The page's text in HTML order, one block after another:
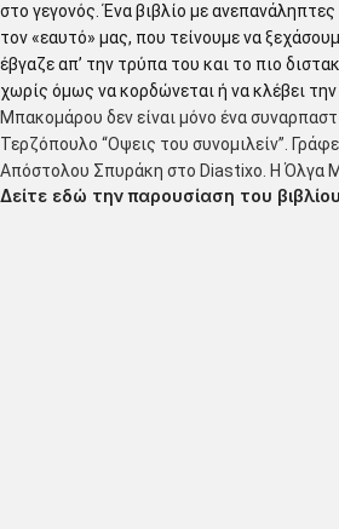
στο γεγονός. Ένα βιβλίο με
τον «εαυτό» μας, που τείνουμε να
έβγαζε απ’ την τρύπα του και το πιο
χωρίς όμως να κορδώνεται ή να κλέβει
Μπακομάρου δεν είναι μόνο ένα
Τερζόπουλο “Οψεις του συνομιλείν”.
Απόστολου Σπυράκη στο Diastixo. Η Όλγα
Δείτε εδώ την παρουσίαση του